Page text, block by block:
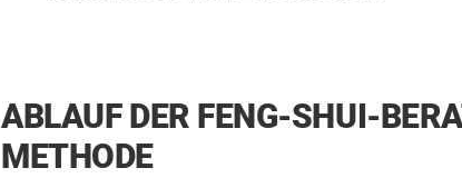
ABLAUF DER FENG-SHUI-
METHODE